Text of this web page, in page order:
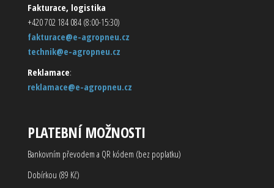
Fakturace, logistika
+420 702 184 084 (8:00-15:30)
fakturace@e-agropneu.cz
technik@e-agropneu.cz
Reklamace:
reklamace@e-agropneu.cz
PLATEBNÍ MOŽNOSTI
Bankovním převodem a QR kódem (bez poplatku)
Dobírkou (89 Kč)